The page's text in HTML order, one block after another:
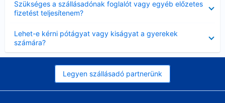
Szükséges a szállásadónak foglalót vagy egyéb előzetes
fizetést teljesítenem?
Lehet-e kérni pótágyat vagy kiságyat a gyerekek
számára?
Legyen szállásadó partnerünk